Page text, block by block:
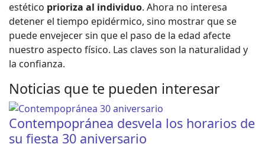
estético prioriza al individuo. Ahora no interesa
detener el tiempo epidérmico, sino mostrar que se
puede envejecer sin que el paso de la edad afecte
nuestro aspecto físico. Las claves son la naturalidad y
la confianza.
Noticias que te pueden interesar
Contempopránea desvela los horarios de
su fiesta 30 aniversario